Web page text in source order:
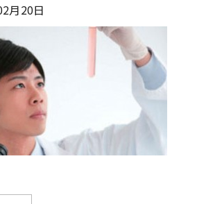
月20日